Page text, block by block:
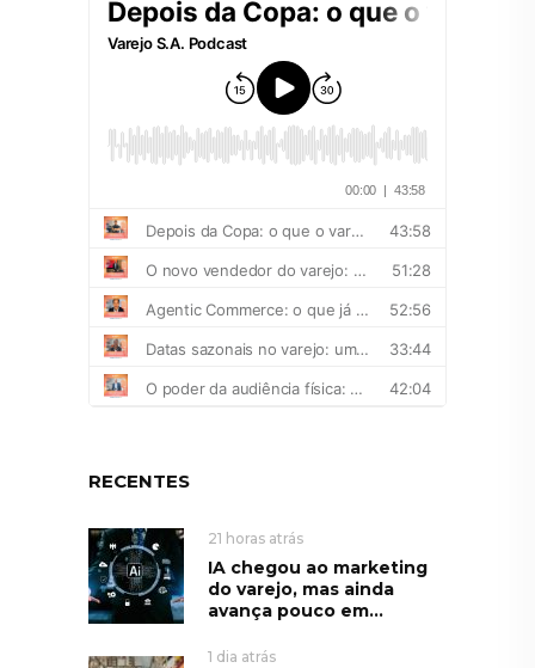
RECENTES
21 horas atrás
IA chegou ao marketing
do varejo, mas ainda
avança pouco em...
1 dia atrás